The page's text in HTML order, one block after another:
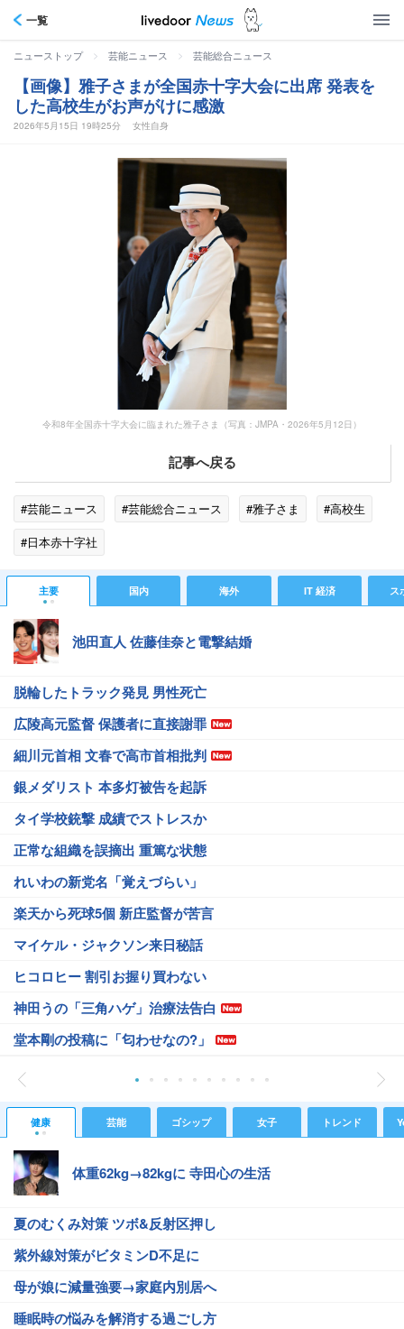
一覧
ニューストップ > 芸能ニュース > 芸能総合ニュース
【画像】雅子さまが全国赤十字大会に出席 発表を
した高校生がお声がけに感激
2026年5月15日 19時25分 女性自身
令和8年全国赤十字大会に臨まれた雅子さま（写真：JMPA・2026年5月12日）
記事へ戻る
#芸能ニュース #芸能総合ニュース #雅子さま
#高校生
#日本赤十字社
主要 国内 海外 IT 経済 ス
池田直人 佐藤佳奈と電撃結婚
脱輪したトラック発見 男性死亡
広陵高元監督 保護者に直接謝罪
細川元首相 文春で高市首相批判
銀メダリスト 本多灯被告を起訴
タイ学校銃撃 成績でストレスか
正常な組織を誤摘出 重篤な状態
れいわの新党名「覚えづらい」
楽天から死球5個 新庄監督が苦言
マイケル・ジャクソン来日秘話
ヒコロヒー 割引お握り買わない
神田うの「三角ハゲ」治療法告白
堂本剛の投稿に「匂わせなの?」
健康 芸能 ゴシップ 女子 トレンド
体重62kg→82kgに 寺田心の生活
夏のむくみ対策 ツボ&反射区押し
紫外線対策がビタミンD不足に
母が娘に減量強要→家庭内別居へ
睡眠時の悩みを解消する過ごし方